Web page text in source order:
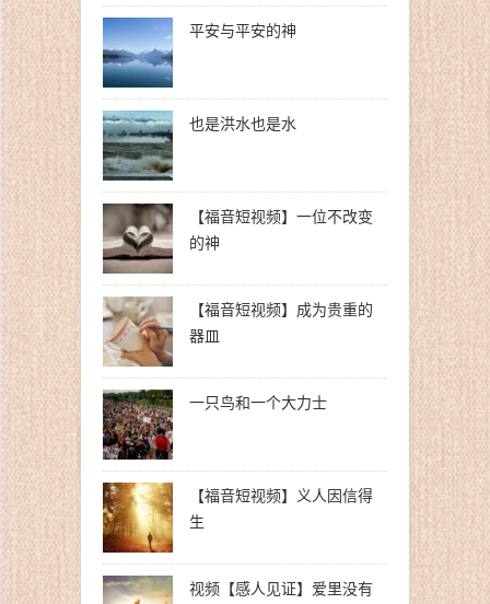
平安与平安的神
也是洪水也是水
【福音短视频】一位不改变
的神
【福音短视频】成为贵重的
器皿
一只鸟和一个大力士
【福音短视频】义人因信得
生
视频【感人见证】爱里没有